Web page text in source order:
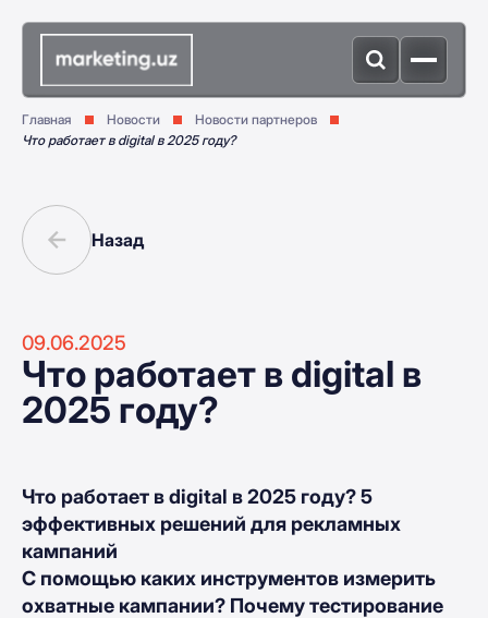
Главная Новости
Новости партнеров
Что работает в digital в 2025 году?
Назад
09.06.2025
Что работает в digital в
2025 году?
Что работает в digital в 2025 году? 5
эффективных решений для рекламных
кампаний
С помощью каких инструментов измерить
охватные кампании? Почему тестирование